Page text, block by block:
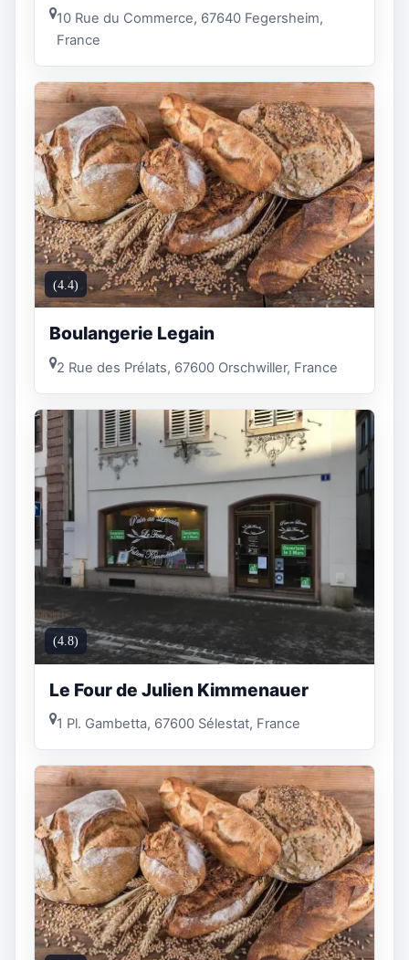
10 Rue du Commerce, 67640 Fegersheim,
France
(4.4)
Boulangerie Legain
2 Rue des Prélats, 67600 Orschwiller, France
(4.8)
Le Four de Julien Kimmenauer
1 Pl. Gambetta, 67600 Sélestat, France